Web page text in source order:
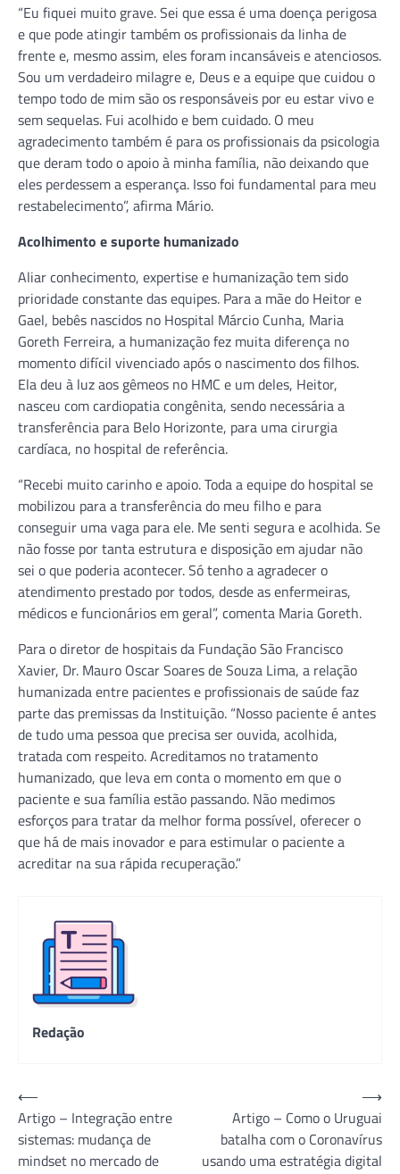
“Eu fiquei muito grave. Sei que essa é uma doença perigosa
e que pode atingir também os profissionais da linha de
frente e, mesmo assim, eles foram incansáveis e atenciosos.
Sou um verdadeiro milagre e, Deus e a equipe que cuidou o
tempo todo de mim são os responsáveis por eu estar vivo e
sem sequelas. Fui acolhido e bem cuidado. O meu
agradecimento também é para os profissionais da psicologia
que deram todo o apoio à minha família, não deixando que
eles perdessem a esperança. Isso foi fundamental para meu
restabelecimento”, afirma Mário.
Acolhimento e suporte humanizado
Aliar conhecimento, expertise e humanização tem sido
prioridade constante das equipes. Para a mãe do Heitor e
Gael, bebês nascidos no Hospital Márcio Cunha, Maria
Goreth Ferreira, a humanização fez muita diferença no
momento difícil vivenciado após o nascimento dos filhos.
Ela deu à luz aos gêmeos no HMC e um deles, Heitor,
nasceu com cardiopatia congênita, sendo necessária a
transferência para Belo Horizonte, para uma cirurgia
cardíaca, no hospital de referência.
“Recebi muito carinho e apoio. Toda a equipe do hospital se
mobilizou para a transferência do meu filho e para
conseguir uma vaga para ele. Me senti segura e acolhida. Se
não fosse por tanta estrutura e disposição em ajudar não
sei o que poderia acontecer. Só tenho a agradecer o
atendimento prestado por todos, desde as enfermeiras,
médicos e funcionários em geral”, comenta Maria Goreth.
Para o diretor de hospitais da Fundação São Francisco
Xavier, Dr. Mauro Oscar Soares de Souza Lima, a relação
humanizada entre pacientes e profissionais de saúde faz
parte das premissas da Instituição. “Nosso paciente é antes
de tudo uma pessoa que precisa ser ouvida, acolhida,
tratada com respeito. Acreditamos no tratamento
humanizado, que leva em conta o momento em que o
paciente e sua família estão passando. Não medimos
esforços para tratar da melhor forma possível, oferecer o
que há de mais inovador e para estimular o paciente a
acreditar na sua rápida recuperação.”
Redação
Navegação
de
Post
⟵
Artigo – Integração entre
sistemas: mudança de
mindset no mercado de
Artigo – Como o Uruguai
batalha com o Coronavírus
usando uma estratégia digital
⟶